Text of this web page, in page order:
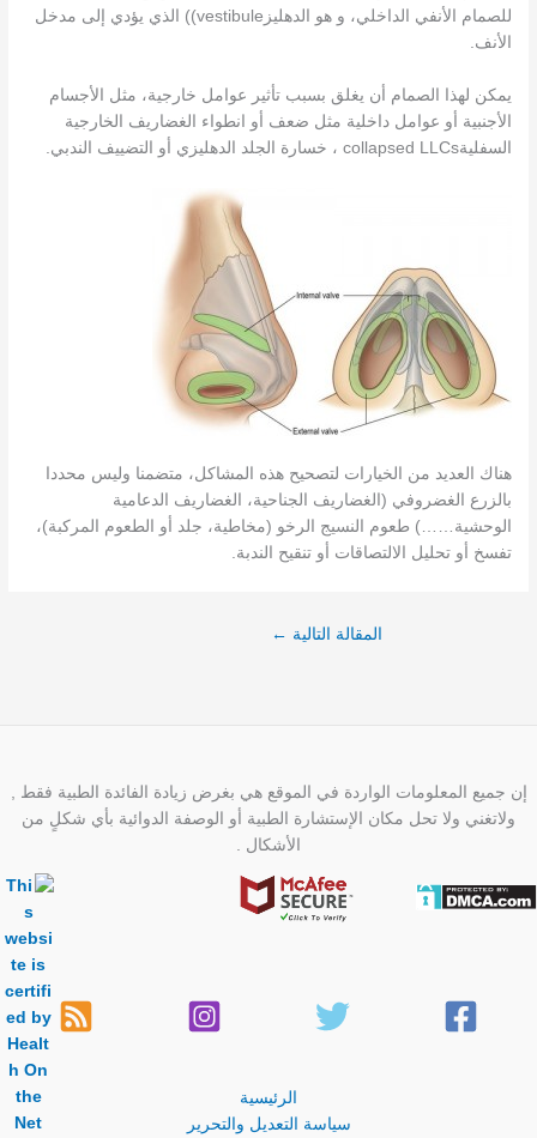
للصمام الأنفي الداخلي، و هو الدهليزvestibule)) الذي يؤدي إلى مدخل
الأنف.
يمكن لهذا الصمام أن يغلق بسبب تأثير عوامل خارجية، مثل الأجسام
الأجنبية أو عوامل داخلية مثل ضعف أو انطواء الغضاريف الخارجية
السفليةcollapsed LLCs ، خسارة الجلد الدهليزي أو التضييف الندبي.
هناك العديد من الخيارات لتصحيح هذه المشاكل، متضمنا وليس محددا
بالزرع الغضروفي (الغضاريف الجناحية، الغضاريف الدعامية
الوحشية……) طعوم النسيج الرخو (مخاطية، جلد أو الطعوم المركبة)،
تفسخ أو تحليل الالتصاقات أو تنقيح الندبة.
المقالة التالية ←
إن جميع المعلومات الواردة في الموقع هي بغرض زيادة الفائدة الطبية فقط ,
ولاتغني ولا تحل مكان الإستشارة الطبية أو الوصفة الدوائية بأي شكلٍ من
الأشكال .
الرئيسية
سياسة التعديل والتحرير